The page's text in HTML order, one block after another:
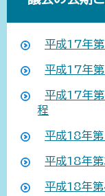
平成17年
平成17年
平成17年
程
平成18年
平成18年
平成18年